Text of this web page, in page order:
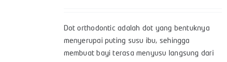
Dot orthodontic adalah dot yang bentuknya
menyerupai puting susu ibu, sehingga
membuat bayi terasa menyusu langsung dari